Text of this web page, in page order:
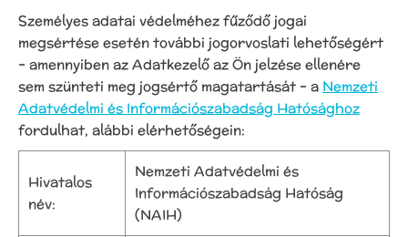
Személyes adatai védelméhez fűződő jogai
megsértése esetén további jogorvoslati lehetőségért
– amennyiben az Adatkezelő az Ön jelzése ellenére
sem szünteti meg jogsértő magatartását – a Nemzeti
Adatvédelmi és Információszabadság Hatósághoz
fordulhat, alábbi elérhetőségein:
Hivatalos
név:
Nemzeti Adatvédelmi és
Információszabadság Hatóság
(NAIH)